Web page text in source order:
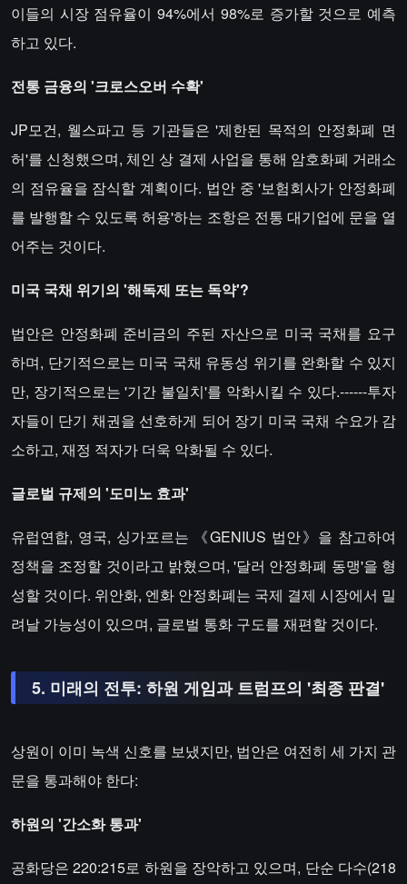
이들의 시장 점유율이 94%에서 98%로 증가할 것으로 예측
하고 있다.
​​전통 금융의 '크로스오버 수확'
JP모건, 웰스파고 등 기관들은 '제한된 목적의 안정화폐 면
허'를 신청했으며, 체인 상 결제 사업을 통해 암호화폐 거래소
의 점유율을 잠식할 계획이다. 법안 중 '보험회사가 안정화폐
를 발행할 수 있도록 허용'하는 조항은 전통 대기업에 문을 열
어주는 것이다.
​​미국 국채 위기의 '해독제 또는 독약'?​​
법안은 안정화폐 준비금의 주된 자산으로 미국 국채를 요구
하며, 단기적으로는 미국 국채 유동성 위기를 완화할 수 있지
만, 장기적으로는 '기간 불일치'를 악화시킬 수 있다.------투자
자들이 단기 채권을 선호하게 되어 장기 미국 국채 수요가 감
소하고, 재정 적자가 더욱 악화될 수 있다.
​​글로벌 규제의 '도미노 효과'​​
유럽연합, 영국, 싱가포르는 《GENIUS 법안》을 참고하여
정책을 조정할 것이라고 밝혔으며, '달러 안정화폐 동맹'을 형
성할 것이다. 위안화, 엔화 안정화폐는 국제 결제 시장에서 밀
려날 가능성이 있으며, 글로벌 통화 구도를 재편할 것이다.
​​5. 미래의 전투: 하원 게임과 트럼프의 '최종 판결'​​
상원이 이미 녹색 신호를 보냈지만, 법안은 여전히 세 가지 관
문을 통과해야 한다:
​​하원의 '간소화 통과'​​
공화당은 220:215로 하원을 장악하고 있으며, 단순 다수(218